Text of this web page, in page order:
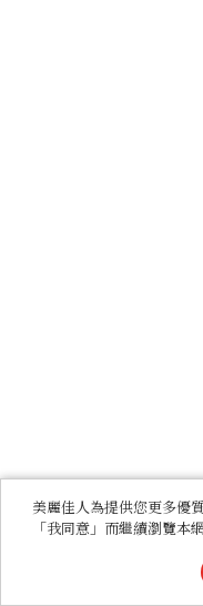
美麗佳人為提供您更多優
「我同意」而繼續瀏覽本